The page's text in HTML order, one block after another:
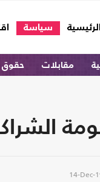
الرئيسية
(current) سياسة
مقابلات حقوق
14-Dec-